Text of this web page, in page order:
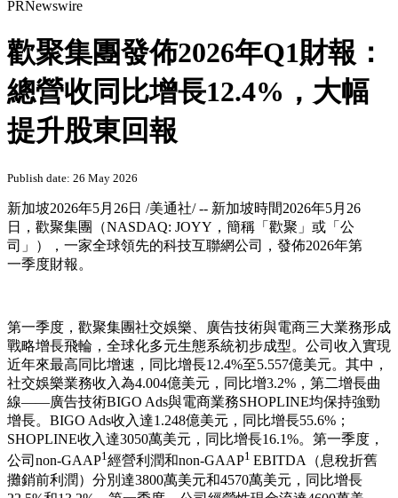
PRNewswire
歡聚集團發佈2026年Q1財報：
總營收同比增長12.4%，大幅
提升股東回報
Publish date: 26 May 2026
新加坡2026年5月26日 /美通社/ -- 新加坡時間2026年5月26
日，歡聚集團（NASDAQ: JOYY，簡稱「歡聚」或「公
司」），一家全球領先的科技互聯網公司，發佈2026年第
一季度財報。
第一季度，歡聚集團社交娛樂、廣告技術與電商三大業務形成
戰略增長飛輪，全球化多元生態系統初步成型。公司收入實現
近年來最高同比增速，同比增長12.4%至5.557億美元。其中，
社交娛樂業務收入為4.004億美元，同比增3.2%，第二增長曲
線——廣告技術BIGO Ads與電商業務SHOPLINE均保持強勁
增長。BIGO Ads收入達1.248億美元，同比增長55.6%；
SHOPLINE收入達3050萬美元，同比增長16.1%。第一季度，
公司non-GAAP1經營利潤和non-GAAP1 EBITDA（息稅折舊
攤銷前利潤）分別達3800萬美元和4570萬美元，同比增長